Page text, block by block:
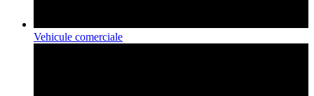
Vehicule comerciale